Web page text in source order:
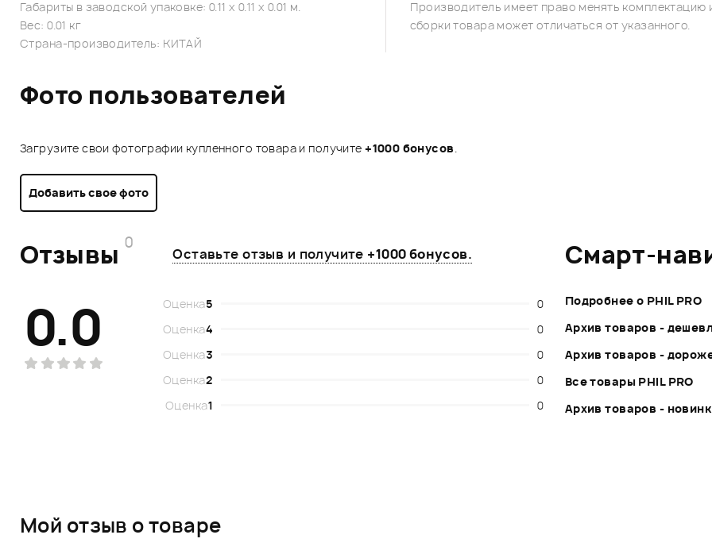
Габариты в заводской упаковке: 0.11 x 0.11 x 0.01 м.
Вес: 0.01 кг
Страна-производитель: КИТАЙ
Производитель имеет право менять
сборки товара может отличаться от указанного.
Фото пользователей
Загрузите свои фотографии купленного товара и получите+1000 бонусов.
Добавить свое фото
Отзывы 0
Оставьте отзыв и получите +1000 бонусов.
0.0 Оценка5
0
Оценка4
0
Оценка3
0
Оценка2
0
Оценка1 0
Смарт-
Подробнее о PHIL PRO
Архив товаров -
Архив товаров -
Все товары PHIL PRO
Архив товаров -
Мой отзыв о товаре